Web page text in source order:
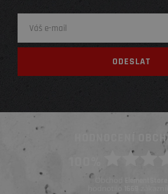
HODNOCENÍ
Obchod ElementStore
hodnotilo